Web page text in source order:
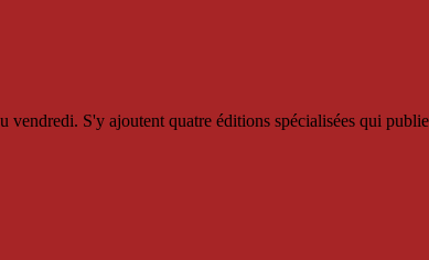
S'y ajoutent quatre éditions spécialisées qui